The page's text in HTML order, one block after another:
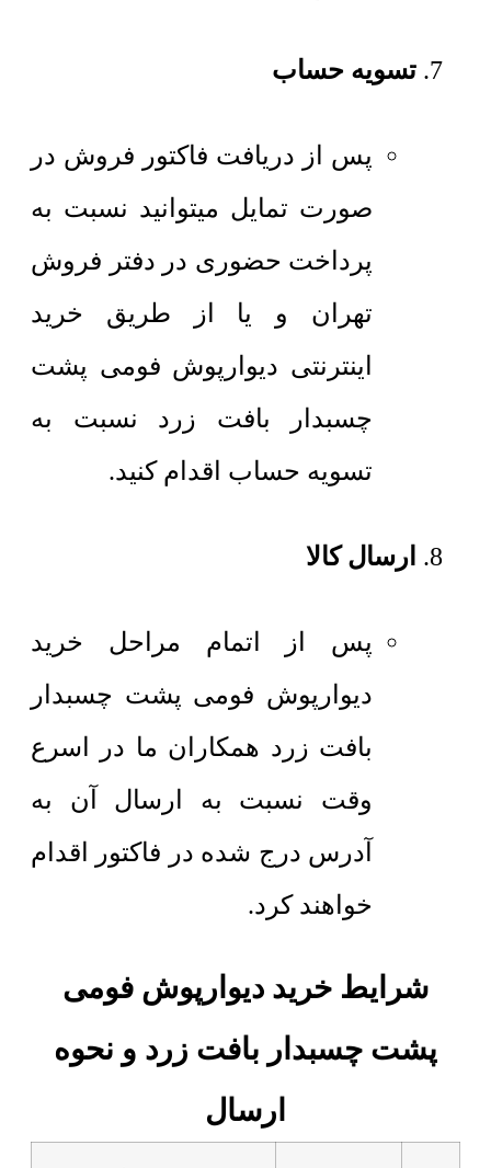
تسویه حساب
پس از دریافت فاکتور فروش در
صورت تمایل میتوانید نسبت به
پرداخت حضوری در دفتر فروش
تهران و یا از طریق خرید
اینترنتی دیوارپوش فومی پشت
چسبدار بافت زرد نسبت به
تسویه حساب اقدام کنید.
ارسال کالا
پس از اتمام مراحل خرید
دیوارپوش فومی پشت چسبدار
بافت زرد همکاران ما در اسرع
وقت نسبت به ارسال آن به
آدرس درج شده در فاکتور اقدام
خواهند کرد.
شرایط خرید دیوارپوش فومی
پشت چسبدار بافت زرد و نحوه
ارسال